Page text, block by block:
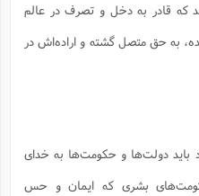
که قادر به دخل و تصرف در عالم
به حق متصل گشته و اراده‌اش در
باید دولت‌ها و حکومت‌ها به خدای
بشری که ایمان و حس